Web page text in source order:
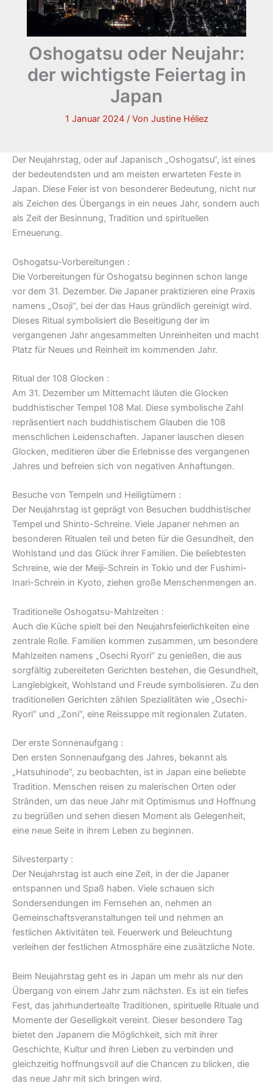
Oshogatsu oder Neujahr:
der wichtigste Feiertag in
Japan
1 Januar 2024 / Von Justine Héliez
Der Neujahrstag, oder auf Japanisch „Oshogatsu“, ist eines
der bedeutendsten und am meisten erwarteten Feste in
Japan. Diese Feier ist von besonderer Bedeutung, nicht nur
als Zeichen des Übergangs in ein neues Jahr, sondern auch
als Zeit der Besinnung, Tradition und spirituellen
Erneuerung.
Oshogatsu-Vorbereitungen :
Die Vorbereitungen für Oshogatsu beginnen schon lange
vor dem 31. Dezember. Die Japaner praktizieren eine Praxis
namens „Osoji“, bei der das Haus gründlich gereinigt wird.
Dieses Ritual symbolisiert die Beseitigung der im
vergangenen Jahr angesammelten Unreinheiten und macht
Platz für Neues und Reinheit im kommenden Jahr.
Ritual der 108 Glocken :
Am 31. Dezember um Mitternacht läuten die Glocken
buddhistischer Tempel 108 Mal. Diese symbolische Zahl
repräsentiert nach buddhistischem Glauben die 108
menschlichen Leidenschaften. Japaner lauschen diesen
Glocken, meditieren über die Erlebnisse des vergangenen
Jahres und befreien sich von negativen Anhaftungen.
Besuche von Tempeln und Heiligtümern :
Der Neujahrstag ist geprägt von Besuchen buddhistischer
Tempel und Shinto-Schreine. Viele Japaner nehmen an
besonderen Ritualen teil und beten für die Gesundheit, den
Wohlstand und das Glück ihrer Familien. Die beliebtesten
Schreine, wie der Meiji-Schrein in Tokio und der Fushimi-
Inari-Schrein in Kyoto, ziehen große Menschenmengen an.
Traditionelle Oshogatsu-Mahlzeiten :
Auch die Küche spielt bei den Neujahrsfeierlichkeiten eine
zentrale Rolle. Familien kommen zusammen, um besondere
Mahlzeiten namens „Osechi Ryori“ zu genießen, die aus
sorgfältig zubereiteten Gerichten bestehen, die Gesundheit,
Langlebigkeit, Wohlstand und Freude symbolisieren. Zu den
traditionellen Gerichten zählen Spezialitäten wie „Osechi-
Ryori“ und „Zoni“, eine Reissuppe mit regionalen Zutaten.
Der erste Sonnenaufgang :
Den ersten Sonnenaufgang des Jahres, bekannt als
„Hatsuhinode“, zu beobachten, ist in Japan eine beliebte
Tradition. Menschen reisen zu malerischen Orten oder
Stränden, um das neue Jahr mit Optimismus und Hoffnung
zu begrüßen und sehen diesen Moment als Gelegenheit,
eine neue Seite in ihrem Leben zu beginnen.
Silvesterparty :
Der Neujahrstag ist auch eine Zeit, in der die Japaner
entspannen und Spaß haben. Viele schauen sich
Sondersendungen im Fernsehen an, nehmen an
Gemeinschaftsveranstaltungen teil und nehmen an
festlichen Aktivitäten teil. Feuerwerk und Beleuchtung
verleihen der festlichen Atmosphäre eine zusätzliche Note.
Beim Neujahrstag geht es in Japan um mehr als nur den
Übergang von einem Jahr zum nächsten. Es ist ein tiefes
Fest, das jahrhundertealte Traditionen, spirituelle Rituale und
Momente der Geselligkeit vereint. Dieser besondere Tag
bietet den Japanern die Möglichkeit, sich mit ihrer
Geschichte, Kultur und ihren Lieben zu verbinden und
gleichzeitig hoffnungsvoll auf die Chancen zu blicken, die
das neue Jahr mit sich bringen wird.